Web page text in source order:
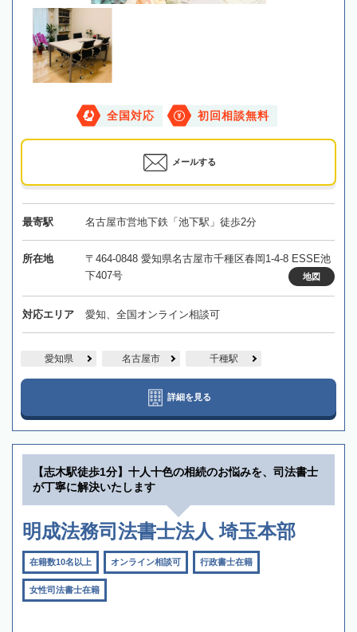
全国対応 初回相談無料
メールする
最寄駅 名古屋市営地下鉄「池下駅」徒歩2分
所在地
〒464-0848 愛知県名古屋市千種区春岡1-4-8 ESSE池
下407号
地図
対応エリア 愛知、全国オンライン相談可
愛知県 名古屋市 千種駅
詳細を見る
【志木駅徒歩1分】十人十色の相続のお悩みを、司法書士
が丁寧に解決いたします
明成法務司法書士法人 埼玉本部
在籍数10名以上 オンライン相談可 行政書士在籍
女性司法書士在籍